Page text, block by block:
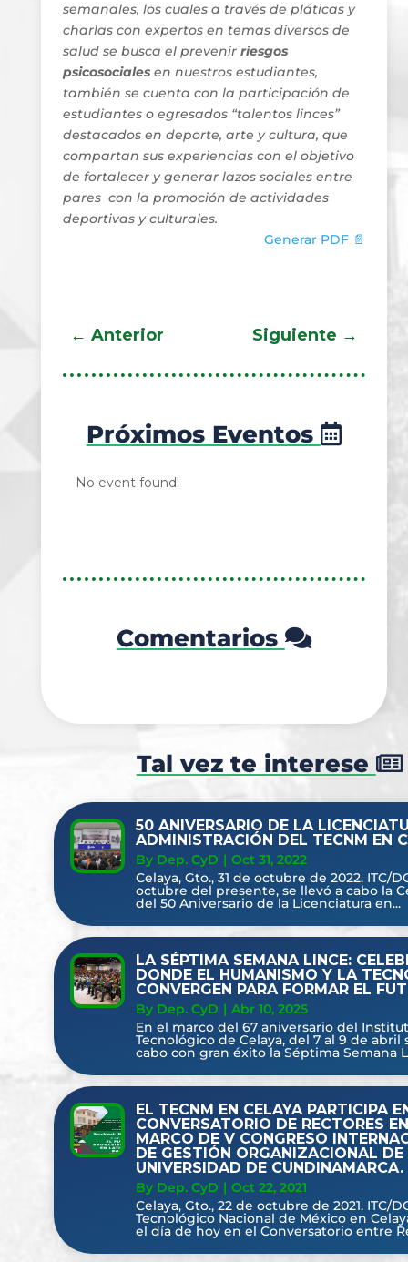
semanales, los cuales a través de pláticas y
charlas con expertos en temas diversos de
salud se busca el prevenirriesgos
psicosocialesen nuestros estudiantes,
también se cuenta con la participación de
estudiantes o egresados “talentos linces”
destacados en deporte, arte y cultura, que
compartan sus experiencias con el objetivo
de fortalecer y generar lazos sociales entre
pares con la promoción de actividades
deportivas y culturales.
Generar PDF 📄
← Anterior Siguiente →
Próximos Eventos
No event found!
Comentarios
Tal vez te interese
50 ANIVERSARIO DE LA
ADMINISTRACIÓN DEL TECNM EN
By Dep. CyD | Oct 31, 2022
Celaya, Gto., 31 de octubre de 2022. ITC/
octubre del presente, se llevó a cabo la
del 50 Aniversario de la Licenciatura en...
LA SÉPTIMA SEMANA LINCE:
DONDE EL HUMANISMO Y LA
CONVERGEN PARA FORMAR EL
By Dep. CyD | Abr 10, 2025
En el marco del 67 aniversario del
Tecnológico de Celaya, del 7 al 9 de abril
cabo con gran éxito la Séptima Semana
EL TECNM EN CELAYA PARTICIPA
CONVERSATORIO DE RECTORES
MARCO DE V CONGRESO
DE GESTIÓN ORGANIZACIONAL DE
UNIVERSIDAD DE CUNDINAMARCA.
By Dep. CyD | Oct 22, 2021
Celaya, Gto., 22 de octubre de 2021. ITC/
Tecnológico Nacional de México en
el día de hoy en el Conversatorio entre